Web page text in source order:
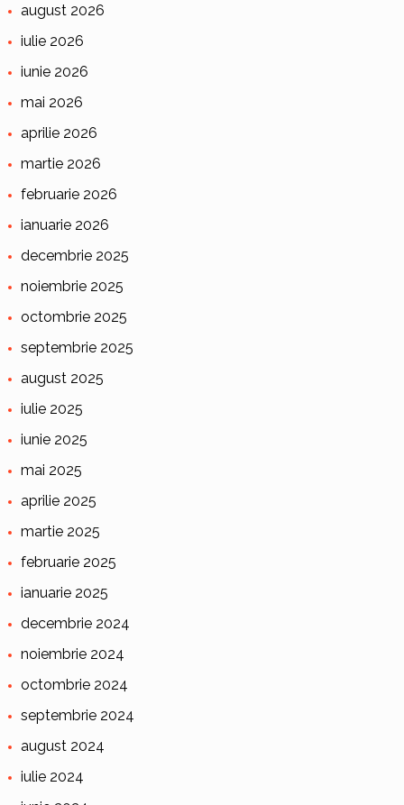
august 2026
iulie 2026
iunie 2026
mai 2026
aprilie 2026
martie 2026
februarie 2026
ianuarie 2026
decembrie 2025
noiembrie 2025
octombrie 2025
septembrie 2025
august 2025
iulie 2025
iunie 2025
mai 2025
aprilie 2025
martie 2025
februarie 2025
ianuarie 2025
decembrie 2024
noiembrie 2024
octombrie 2024
septembrie 2024
august 2024
iulie 2024